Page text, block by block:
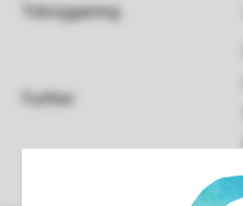
Tobogganing
Further